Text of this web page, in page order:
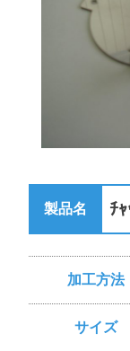
製品名 ﾁ
加工方法
サイズ